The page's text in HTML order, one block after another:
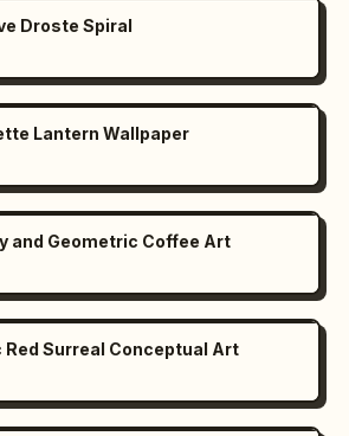
Droste Spiral
Lantern Wallpaper
and Geometric Coffee Art
Surreal Conceptual Art